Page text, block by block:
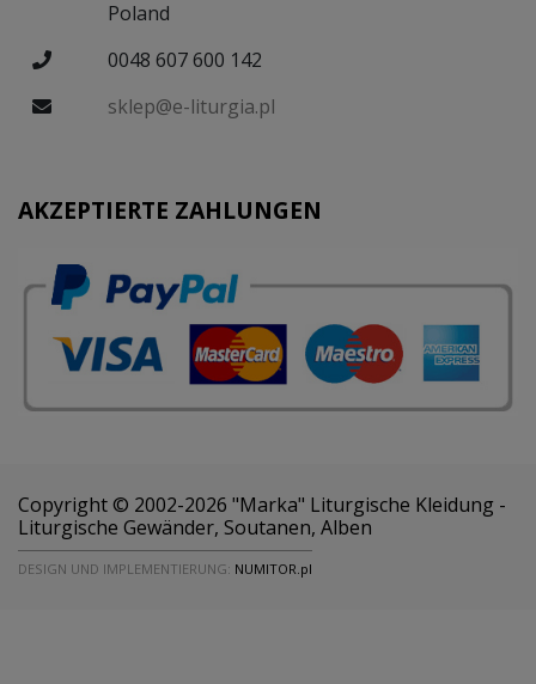
Poland
0048 607 600 142
sklep@e-liturgia.pl
AKZEPTIERTE ZAHLUNGEN
Copyright © 2002-2026 "Marka" Liturgische Kleidung -
Liturgische Gewänder, Soutanen, Alben
DESIGN UND IMPLEMENTIERUNG: NUMITOR.pl